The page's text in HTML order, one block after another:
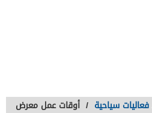
فعاليات سياحية / أوقات عمل معرض